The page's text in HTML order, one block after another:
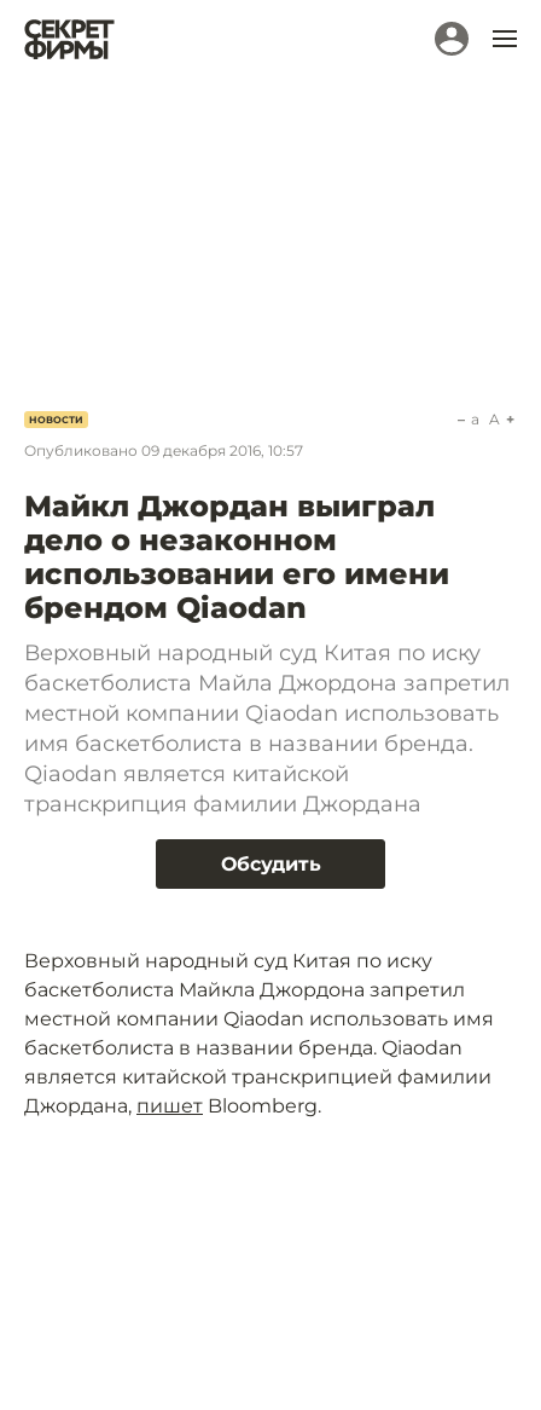
НОВОСТИ
Опубликовано 09 декабря 2016, 10:57
a A
Майкл Джордан выиграл
дело о незаконном
использовании его имени
брендом Qiaodan
Верховный народный суд Китая по иску
баскетболиста Майла Джордона запретил
местной компании Qiaodan использовать
имя баскетболиста в названии бренда.
Qiaodan является китайской
транскрипция фамилии Джордана
Обсудить
Верховный народный суд Китая по иску
баскетболиста Майкла Джордона запретил
местной компании Qiaodan использовать имя
баскетболиста в названии бренда. Qiaodan
является китайской транскрипцией фамилии
Джордана, пишет Bloomberg.